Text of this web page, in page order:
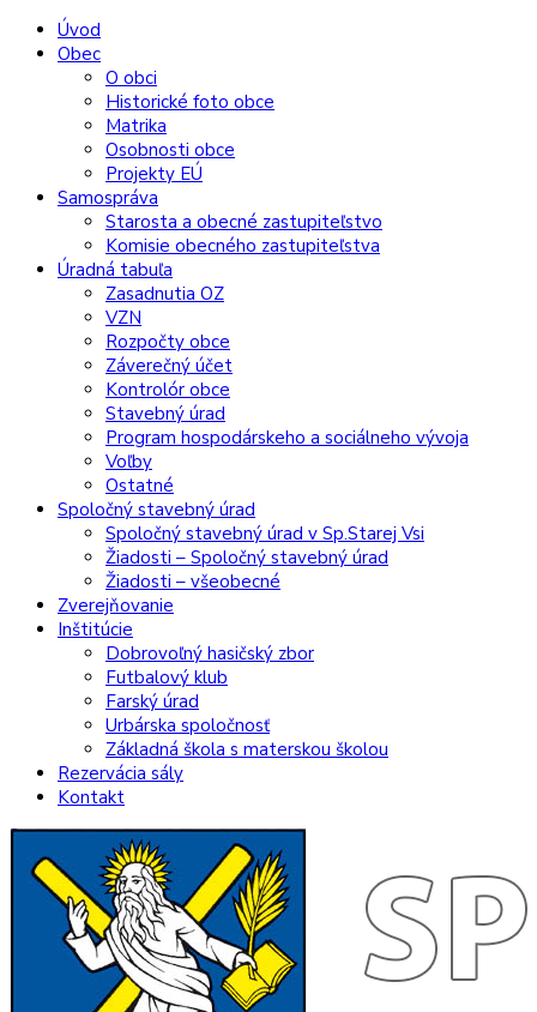
Preskočiť
Preskočiť
Preskočiť
Preskočiť
Úvod
Obec
O obci
Historické foto obce
Matrika
Osobnosti obce
Projekty EÚ
Samospráva
Starosta a obecné zastupiteľstvo
Komisie obecného zastupiteľstva
Úradná tabuľa
Zasadnutia OZ
VZN
Rozpočty obce
Záverečný účet
Kontrolór obce
Stavebný úrad
Program hospodárskeho a sociálneho vývoja
Voľby
Ostatné
Spoločný stavebný úrad
Spoločný stavebný úrad v Sp.Starej Vsi
Žiadosti – Spoločný stavebný úrad
Žiadosti – všeobecné
Zverejňovanie
Inštitúcie
Dobrovoľný hasičský zbor
Futbalový klub
Farský úrad
Urbárska spoločnosť
Základná škola s materskou školou
Rezervácia sály
Kontakt